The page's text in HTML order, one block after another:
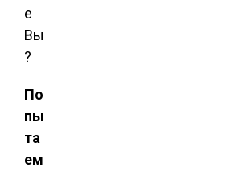
е
Вы
?
По
пы
та
ем